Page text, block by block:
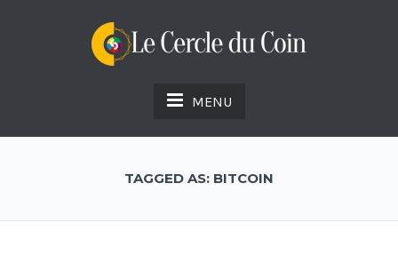
MENU
TAGGED AS: BITCOIN